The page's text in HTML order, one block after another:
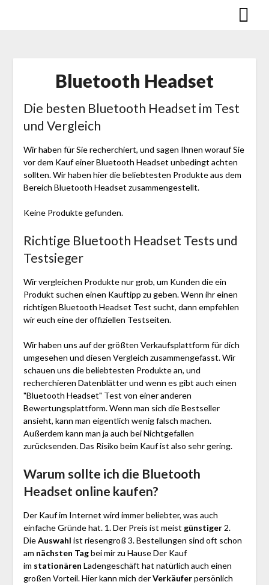
Bluetooth Headset
Die besten Bluetooth Headset im Test
und Vergleich
Wir haben für Sie recherchiert, und sagen Ihnen worauf Sie
vor dem Kauf einer Bluetooth Headset unbedingt achten
sollten. Wir haben hier die beliebtesten Produkte aus dem
Bereich Bluetooth Headset zusammengestellt.
Keine Produkte gefunden.
Richtige Bluetooth Headset Tests und
Testsieger
Wir vergleichen Produkte nur grob, um Kunden die ein
Produkt suchen einen Kauftipp zu geben. Wenn ihr einen
richtigen Bluetooth Headset Test sucht, dann empfehlen
wir euch eine der offiziellen Testseiten.
Wir haben uns auf der größten Verkaufsplattform für dich
umgesehen und diesen Vergleich zusammengefasst. Wir
schauen uns die beliebtesten Produkte an, und
recherchieren Datenblätter und wenn es gibt auch einen
"Bluetooth Headset" Test von einer anderen
Bewertungsplattform. Wenn man sich die Bestseller
ansieht, kann man eigentlich wenig falsch machen.
Außerdem kann man ja auch bei Nichtgefallen
zurücksenden. Das Risiko beim Kauf ist also sehr gering.
Warum sollte ich die Bluetooth
Headset online kaufen?
Der Kauf im Internet wird immer beliebter, was auch
einfache Gründe hat. 1. Der Preis ist meist günstiger2.
DieAuswahl ist riesengroß 3. Bestellungen sind oft schon
am nächsten Tagbei mir zu Hause Der Kauf
im stationären Ladengeschäft hat natürlich auch einen
großen Vorteil. Hier kann mich derVerkäuferpersönlich